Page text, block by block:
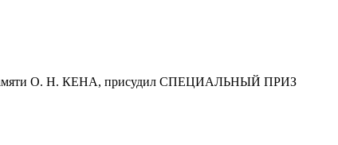
О. Н. КЕНА, присудил СПЕЦИАЛЬНЫЙ ПРИЗ